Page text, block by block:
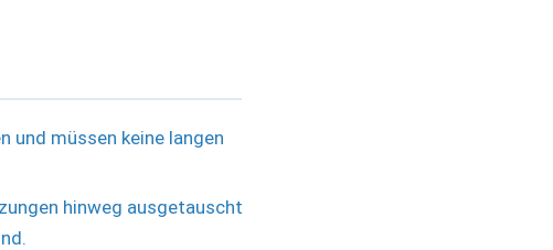
und müssen keine langen
hinweg ausgetauscht